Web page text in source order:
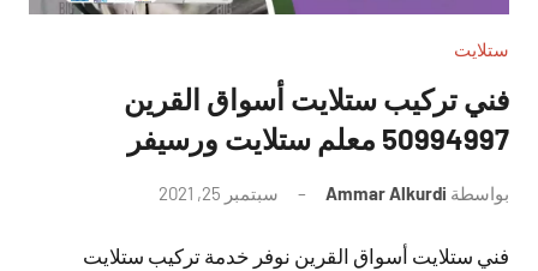
ستلايت
فني تركيب ستلايت أسواق القرين
50994997 معلم ستلايت ورسيفر
بواسطة Ammar Alkurdi سبتمبر 25, 2021
تعليقات
فني ستلايت أسواق القرين نوفر خدمة تركيب ستلايت